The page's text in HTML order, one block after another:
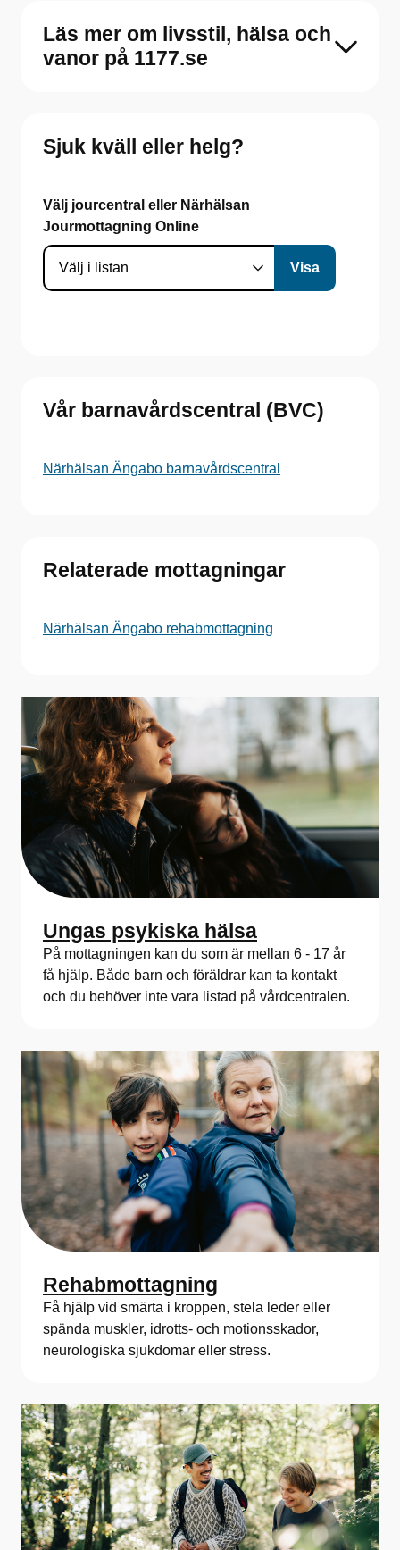
Läs mer om livsstil, hälsa och
vanor på 1177.se
Sjuk kväll eller helg?
Välj jourcentral eller Närhälsan
Jourmottagning Online
Vår barnavårdscentral (BVC)
Närhälsan Ängabo barnavårdscentral
Relaterade mottagningar
Närhälsan Ängabo rehabmottagning
Ungas psykiska hälsa
På mottagningen kan du som är mellan 6 - 17 år
få hjälp. Både barn och föräldrar kan ta kontakt
och du behöver inte vara listad på vårdcentralen.
Rehabmottagning
Få hjälp vid smärta i kroppen, stela leder eller
spända muskler, idrotts- och motionsskador,
neurologiska sjukdomar eller stress.